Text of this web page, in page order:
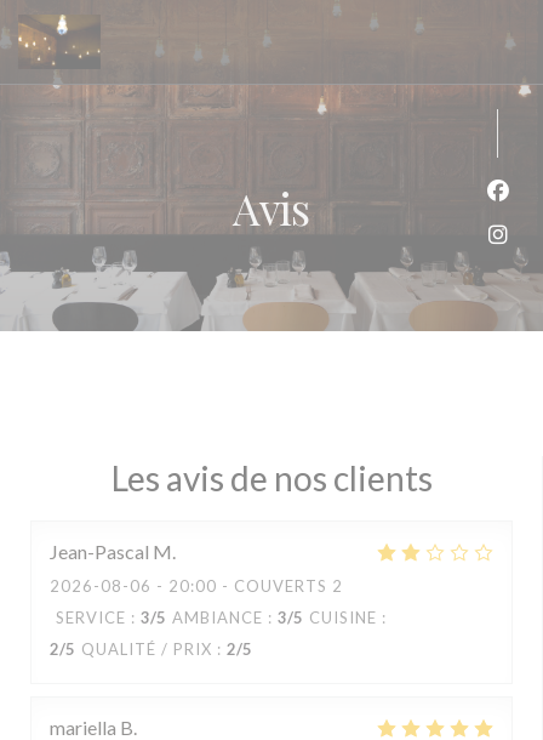
Personnalisation de vos choix en matière de cookies
Avis
Les avis de nos clients
Jean-Pascal M
2026-08-06 - 20:00 - COUVERTS 2
SERVICE : 3/5 AMBIANCE : 3/5 CUISINE :
2/5 QUALITÉ / PRIX : 2/5
mariella B